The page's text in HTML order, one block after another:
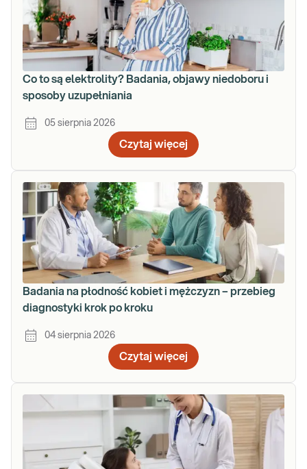
Co to są elektrolity? Badania, objawy niedoboru i
sposoby uzupełniania
05 sierpnia 2026
Czytaj więcej
Badania na płodność kobiet i mężczyzn – przebieg
diagnostyki krok po kroku
04 sierpnia 2026
Czytaj więcej